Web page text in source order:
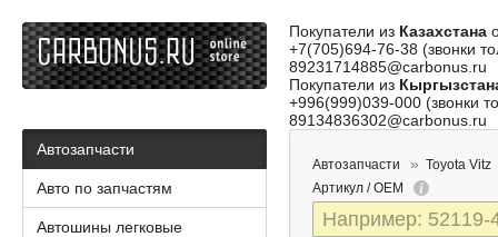
Покупатели из Казахстана
+7(705)694-76-38 (звонки
89231714885@carbonus.ru
Покупатели из
+996(999)039-000 (звонки
89134836302@carbonus.ru
Автозапчасти
Toyota Vitz
Артикул / OEM
Автозапчасти
Авто по запчастям
Автошины легковые